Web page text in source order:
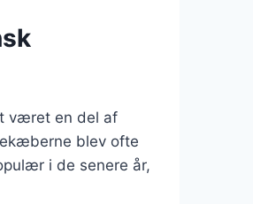
været en del af
blev ofte
i de senere år,